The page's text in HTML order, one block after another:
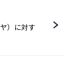
）に対す